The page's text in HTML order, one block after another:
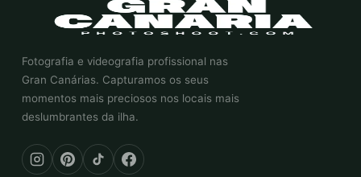
Fotografia e videografia profissional nas
Gran Canárias. Capturamos os seus
momentos mais preciosos nos locais mais
deslumbrantes da ilha.